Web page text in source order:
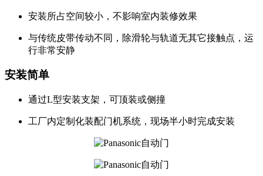
安装所占空间较小，不影响室内装修效果
与传统皮带传动不同，除滑轮与轨道无其它接触点，运
行非常安静
安装简单
通过L型安装支架，可顶装或侧撞
工厂内定制化装配门机系统，现场半小时完成安装